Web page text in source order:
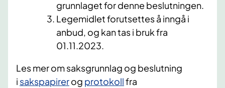
grunnlaget for denne beslutningen.
Legemidlet forutsettes å inngå i
anbud, og kan tas i bruk fra
01.11.2023.
Les mer om saksgrunnlag og beslutning
i sakspapirerog protokollfra